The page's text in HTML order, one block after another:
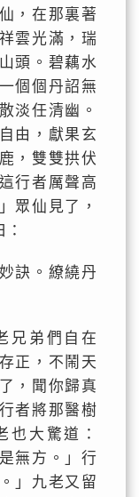
，在那裏著
雲光滿，瑞
頭。碧藕水
個個丹詔無
淡任清幽。
由，獻果玄
，雙雙拱伏
行者厲聲高
眾仙見了，
訣。繚繞丹
兄弟們自在
正，不鬧天
，聞你歸真
者將那醫樹
也大驚道：
無方。」行
」九老又留